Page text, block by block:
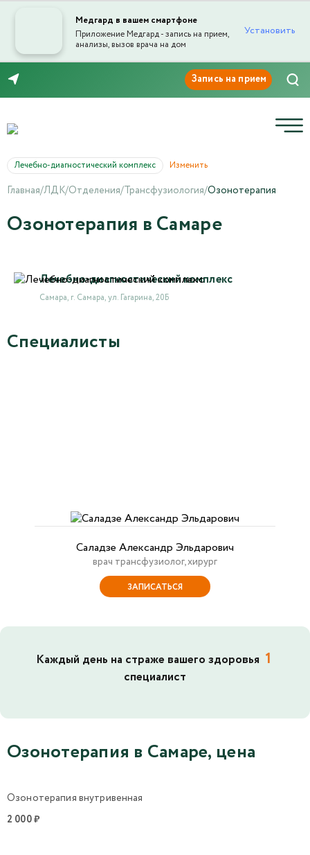
Медгард в вашем смартфоне
Приложение Медгард - запись на прием,
анализы, вызов врача на дом
Установить
Лечебно-диагностический комплекс Изменить
Главная/ЛДК/Отделения/Трансфузиология/Озонотерапия
Озонотерапия в Самаре
Лечебно-диагностический комплекс
Самара, г. Самара, ул. Гагарина, 20Б
Специалисты
Саладзе Александр Эльдарович
врач трансфузиолог, хирург
ЗАПИСАТЬСЯ
Каждый день на страже вашего здоровья 1
специалист
Озонотерапия в Самаре, цена
Озонотерапия внутривенная
2 000 ₽